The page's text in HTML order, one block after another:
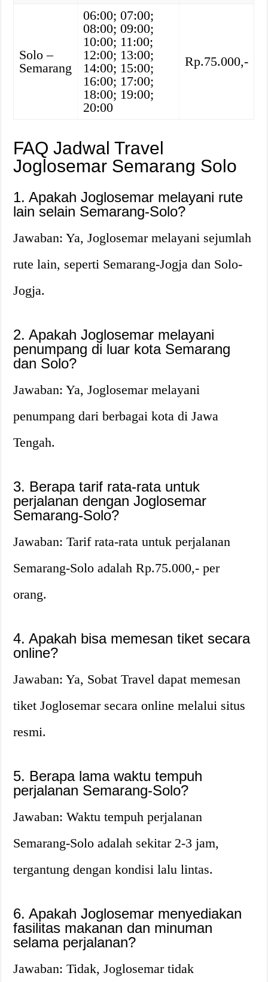
Solo –
Semarang
06:00; 07:00;
08:00; 09:00;
10:00; 11:00;
12:00; 13:00;
14:00; 15:00;
16:00; 17:00;
18:00; 19:00;
20:00
Rp.75.000,-
FAQ Jadwal Travel
Joglosemar Semarang Solo
1. Apakah Joglosemar melayani rute
lain selain Semarang-Solo?
Jawaban: Ya, Joglosemar melayani sejumlah
rute lain, seperti Semarang-Jogja dan Solo-
Jogja.
2. Apakah Joglosemar melayani
penumpang di luar kota Semarang
dan Solo?
Jawaban: Ya, Joglosemar melayani
penumpang dari berbagai kota di Jawa
Tengah.
3. Berapa tarif rata-rata untuk
perjalanan dengan Joglosemar
Semarang-Solo?
Jawaban: Tarif rata-rata untuk perjalanan
Semarang-Solo adalah Rp.75.000,- per
orang.
4. Apakah bisa memesan tiket secara
online?
Jawaban: Ya, Sobat Travel dapat memesan
tiket Joglosemar secara online melalui situs
resmi.
5. Berapa lama waktu tempuh
perjalanan Semarang-Solo?
Jawaban: Waktu tempuh perjalanan
Semarang-Solo adalah sekitar 2-3 jam,
tergantung dengan kondisi lalu lintas.
6. Apakah Joglosemar menyediakan
fasilitas makanan dan minuman
selama perjalanan?
Jawaban: Tidak, Joglosemar tidak